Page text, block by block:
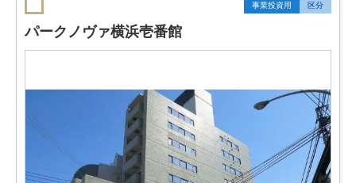
事業投資用 区分
パークノヴァ横浜壱番館